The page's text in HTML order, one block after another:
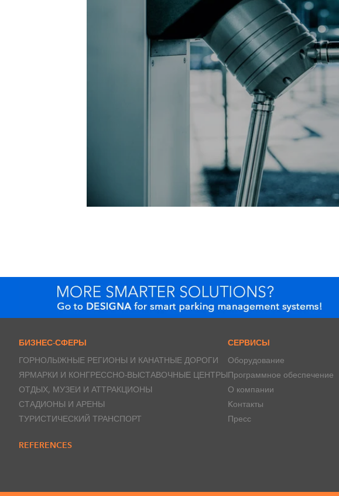
БИЗНЕС-СФЕРЫ
ГОРНОЛЫЖНЫЕ РЕГИОНЫ И КАНАТНЫЕ ДОРОГИ
ЯРМАРКИ И КОНГРЕССНО-ВЫСТАВОЧНЫЕ ЦЕНТРЫ
ОТДЫХ, МУЗЕИ И АТТРАКЦИОНЫ
СТАДИОНЫ И АРЕНЫ
ТУРИСТИЧЕСКИЙ ТРАНСПОРТ
REFERENCES
СЕРВИСЫ
Оборудование
Программное обеспечение
О компании
Kонтакты
Пресс